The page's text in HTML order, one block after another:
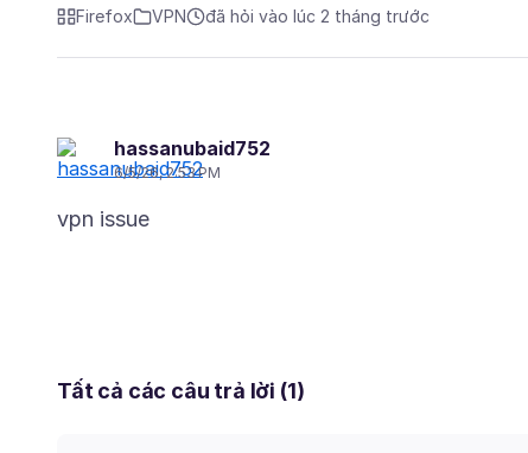
Firefox VPN đã hỏi vào lúc 2 tháng trước
hassanubaid752
6/5/26, 2:53 PM
Tất cả các câu trả lời (1)